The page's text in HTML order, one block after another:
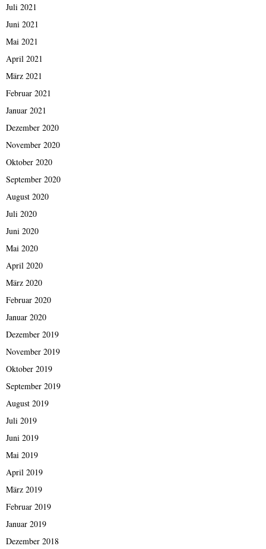
Juli 2021
Juni 2021
Mai 2021
April 2021
März 2021
Februar 2021
Januar 2021
Dezember 2020
November 2020
Oktober 2020
September 2020
August 2020
Juli 2020
Juni 2020
Mai 2020
April 2020
März 2020
Februar 2020
Januar 2020
Dezember 2019
November 2019
Oktober 2019
September 2019
August 2019
Juli 2019
Juni 2019
Mai 2019
April 2019
März 2019
Februar 2019
Januar 2019
Dezember 2018